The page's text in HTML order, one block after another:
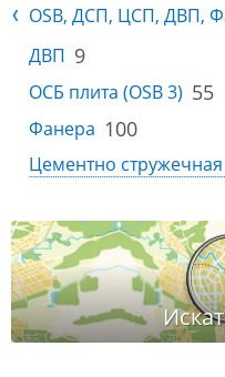
OSB, ДСП, ЦСП, ДВП,
ДВП 9
ОСБ плита (OSB 3) 55
Фанера 100
Цементно